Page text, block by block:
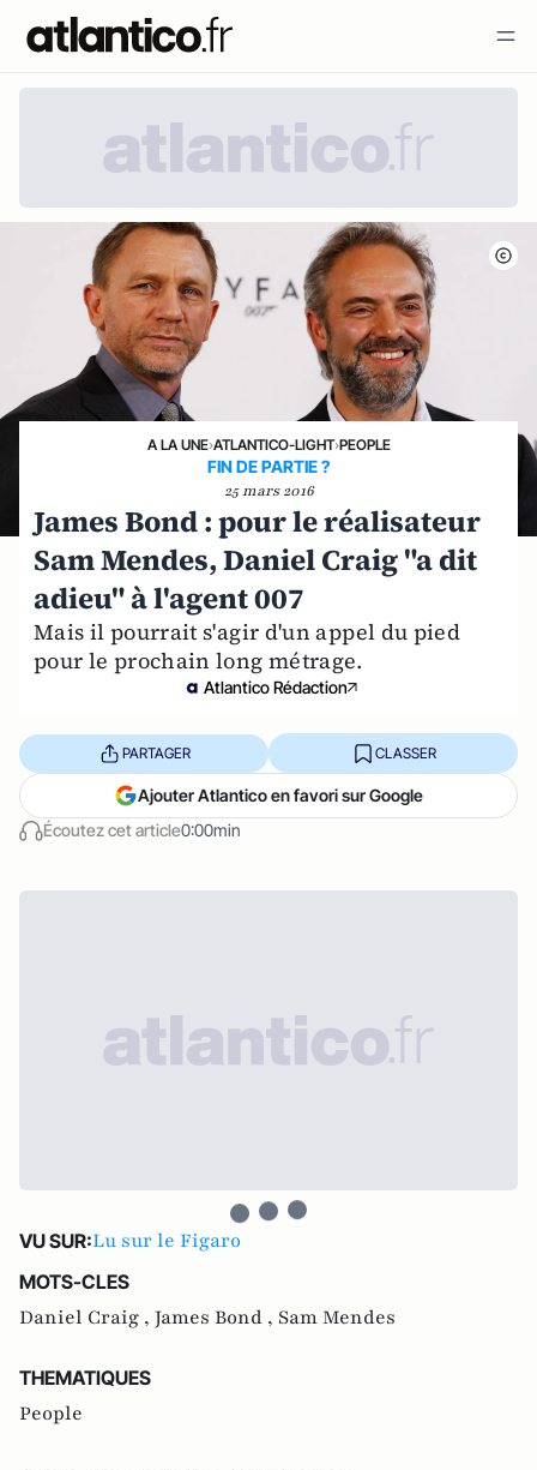
A LA UNE›ATLANTICO-LIGHT›PEOPLE
FIN DE PARTIE ?
25 mars 2016
James Bond : pour le réalisateur
Sam Mendes, Daniel Craig "a dit
adieu" à l'agent 007
Mais il pourrait s'agir d'un appel du pied
pour le prochain long métrage.
Atlantico Rédaction
Écoutez cet article0:00min
PARTAGER CLASSER
Ajouter Atlantico en favori sur Google
VU SUR:Lu sur le Figaro
MOTS-CLES
Daniel Craig , James Bond , Sam Mendes
THEMATIQUES
People